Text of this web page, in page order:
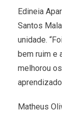
Edineia
Santos
unidade.
bem ruim e
melhorou
Matheus